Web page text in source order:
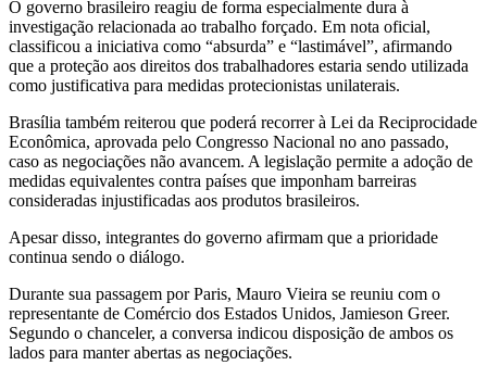
O governo brasileiro reagiu de forma especialmente dura à
investigação relacionada ao trabalho forçado. Em nota oficial,
classificou a iniciativa como “absurda” e “lastimável”, afirmando
que a proteção aos direitos dos trabalhadores estaria sendo utilizada
como justificativa para medidas protecionistas unilaterais.
Brasília também reiterou que poderá recorrer à Lei da Reciprocidade
Econômica, aprovada pelo Congresso Nacional no ano passado,
caso as negociações não avancem. A legislação permite a adoção de
medidas equivalentes contra países que imponham barreiras
consideradas injustificadas aos produtos brasileiros.
Apesar disso, integrantes do governo afirmam que a prioridade
continua sendo o diálogo.
Durante sua passagem por Paris, Mauro Vieira se reuniu com o
representante de Comércio dos Estados Unidos, Jamieson Greer.
Segundo o chanceler, a conversa indicou disposição de ambos os
lados para manter abertas as negociações.